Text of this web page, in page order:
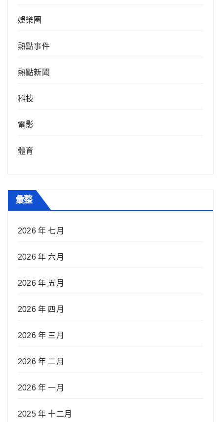
娛樂圈
熱點事件
熱點新聞
科技
電影
體育
彙整
2026 年 七月
2026 年 六月
2026 年 五月
2026 年 四月
2026 年 三月
2026 年 二月
2026 年 一月
2025 年 十二月